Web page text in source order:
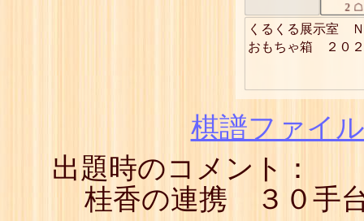
2
☗
5 ☗
8☖
10
11☗
14☖
15☗
くるくる展示室　
おもちゃ箱　２０
棋譜ファイ
出題時のコメント：
桂香の連携 ３０手